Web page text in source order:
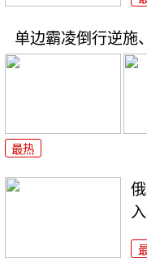
单边霸凌倒行逆施
最热